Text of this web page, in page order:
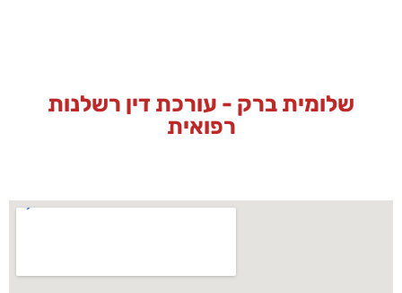
שלומית ברק - עורכת דין רשלנות
רפואית